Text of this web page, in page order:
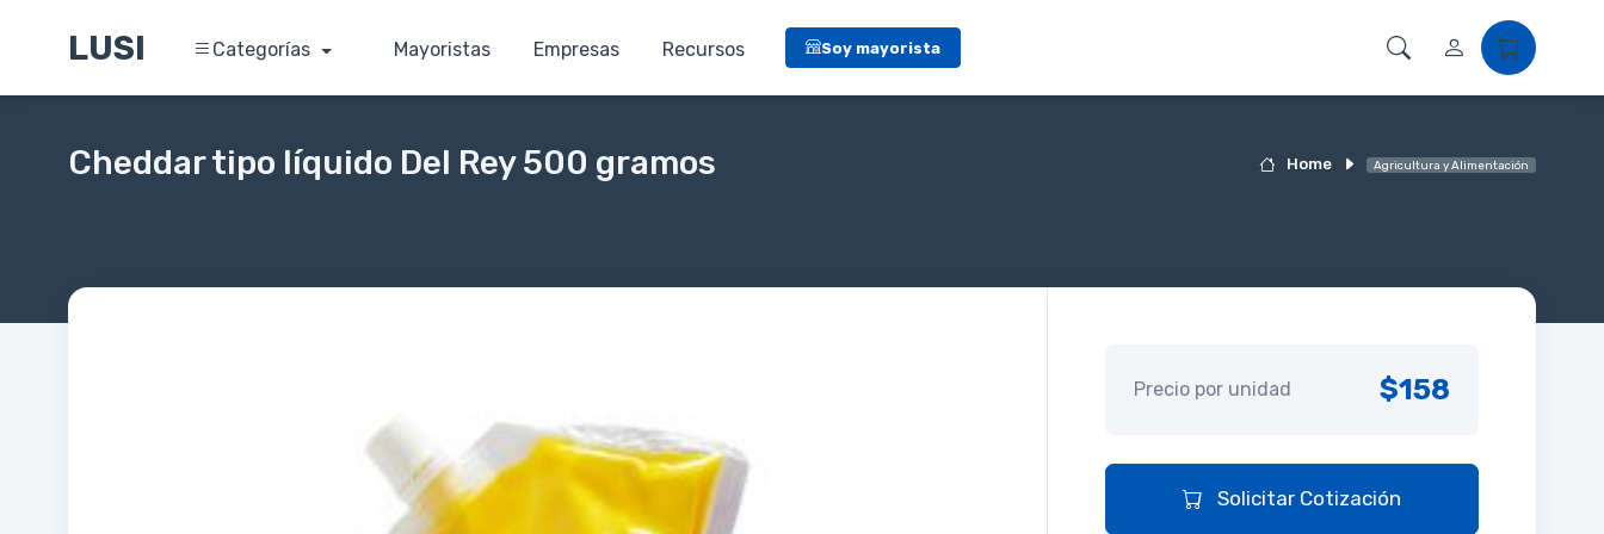
LUSI Categorías Mayoristas Empresas Recursos Soy mayorista
Home Agricultura y Alimentación
Cheddar tipo líquido Del Rey 500 gramos
Precio por unidad $158
Solicitar Cotización